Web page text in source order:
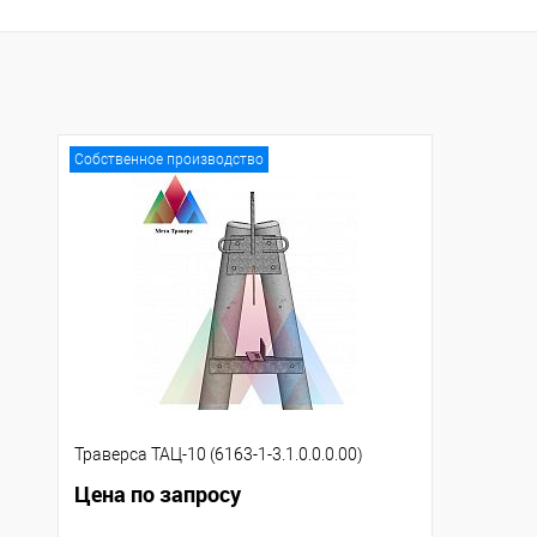
Собственное производство
Траверса ТАЦ-10 (6163-1-3.1.0.0.0.00)
Цена по запросу